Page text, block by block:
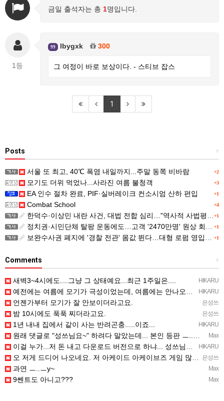
금일 출석자는 총 1명입니다.
1등
99 lbygxk 300
그 여정이 바로 보상이다. - 스티브 잡스
1
+
Posts
+2
서울 또 최고, 40℃ 폭염 내일까지...주말 동쪽 비바람
+3
모기도 더위 먹었나...사라진 여름 불청객
+1
EA 인수 절차 완료, PIF·실버레이크 컨소시엄 산하 편입
+4
Combat School
+1
한덕수·이상민 내란 사건, 대법 전합 심리…"역사적 사법평가"(종합)
+1
정치권·시민단체 탈팡 운동에도…고객 '2470만명' 원상 회복, "고물가에 돌팡"
+1
보완수사권 폐지에 '경찰 전관' 몸값 뛴다…대형 로펌 영입전쟁
+
Comments
HIKARU
새벽3~4시에도....그냥 그 상태예요...최근 1주일은....
HIKARU
예전에는 여름에 모기가 극성이었는데, 여름에는 안나오는 것 같은.....ㅎ ㅎ)
은성쓰
언젠가부터 모기가 잘 안보이더라고요.
은성쓰
밤 10시에도 푹푹 찌더라고요.
HIKARU
1년 내내 집에서 같이 사는 반려곤충.....이죠...
Max
원래 댓글로 "성쓰님요~" 하려다 말았는데... 본인 등판 ㅡ..ㅡy~
HIKARU
이걸 누가...저 돈 내고 다운로드 버전으로 하냐... 성쓰님이 계셨다!!!...
은성쓰
오 저게 드디어 나오네요. 저 아케이드 아케이브즈 게임 많이 샀는데요 ㅎㅎㅎ
Max
과연 ㅡ..ㅡy~
Max
9쎈트도 아니고???